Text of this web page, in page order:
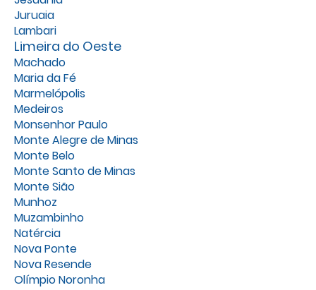
Juruaia
Lambari
Limeira do Oeste
Machado
Maria da Fé
Marmelópolis
Medeiros
Monsenhor Paulo
Monte Alegre de Minas
Monte Belo
Monte Santo de Minas
Monte Sião
Munhoz
Muzambinho
Natércia
Nova Ponte
Nova Resende
Olímpio Noronha